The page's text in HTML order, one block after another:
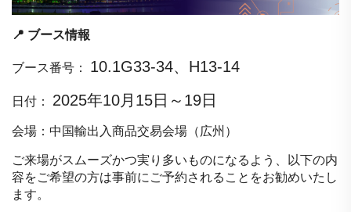
📍 ブース情報
ブース番号： 10.1G33-34、H13-14
日付： 2025年10月15日～19日
会場：中国輸出入商品交易会場（広州）
ご来場がスムーズかつ実り多いものになるよう、以下の内
容をご希望の方は事前にご予約されることをお勧めいたし
ます。